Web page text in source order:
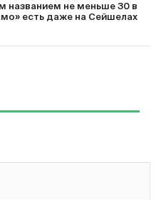
названием не меньше 30 в
есть даже на Сейшелах